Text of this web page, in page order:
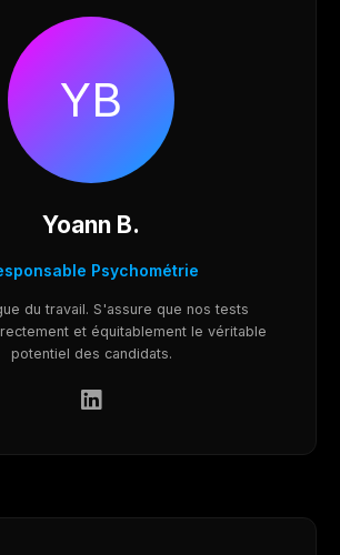
YB
Yoann B.
Psychométrie
du travail. S'assure que nos tests
et équitablement le véritable
potentiel des candidats.